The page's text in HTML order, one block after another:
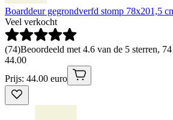
Boarddeur gegrondverfd stomp 78x201,5
Veel verkocht
(74)Beoordeeld met 4.6 van de 5 sterren,
44.00
Prijs: 44.00 euro